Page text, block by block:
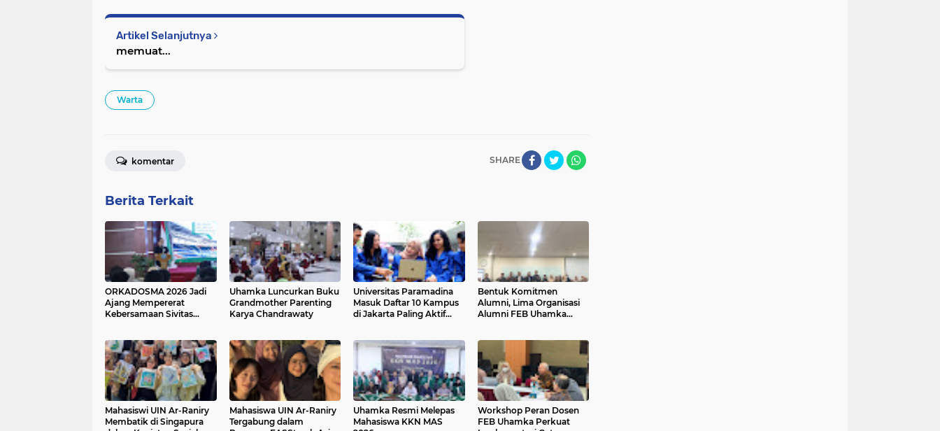
Artikel Selanjutnya
memuat...
Warta
SHARE
komentar
Berita Terkait
ORKADOSMA 2026 Jadi
Ajang Mempererat
Kebersamaan Sivitas
Uhamka Luncurkan Buku
Grandmother Parenting
Karya Chandrawaty
Universitas Paramadina
Masuk Daftar 10 Kampus
di Jakarta Paling Aktif
Bentuk Komitmen
Alumni, Lima Organisasi
Alumni FEB Uhamka
Mahasiswi UIN Ar-Raniry
Membatik di Singapura
Mahasiswa UIN Ar-Raniry
Tergabung dalam
Uhamka Resmi Melepas
Mahasiswa KKN MAS
Workshop Peran Dosen
FEB Uhamka Perkuat